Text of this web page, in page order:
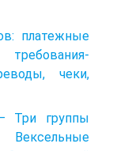
платежные
чеки,
Три группы